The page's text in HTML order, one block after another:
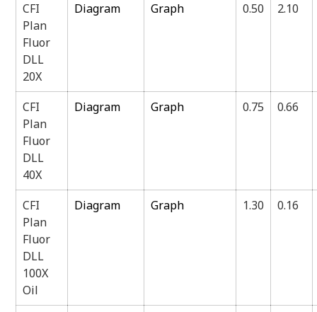
CFI
Plan
Fluor
DLL
20X
Diagram Graph 0.50 2.10
CFI
Plan
Fluor
DLL
40X
Diagram Graph 0.75 0.66
CFI
Plan
Fluor
DLL
100X
Oil
Diagram Graph 1.30 0.16